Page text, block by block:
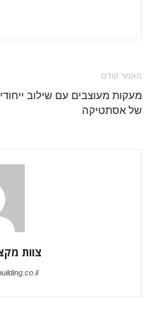
מאמר קודם
מעקות מעוצבים עם שילוב ייחודי
של אסתטיקה
צוות